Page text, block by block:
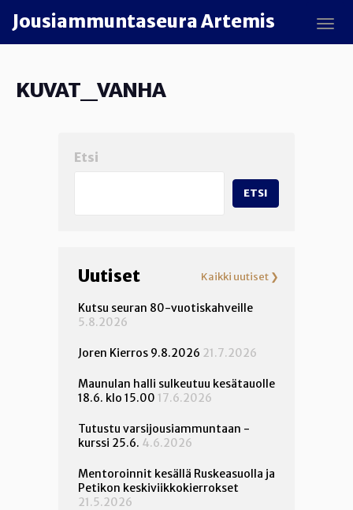
Jousiammuntaseura Artemis
KUVAT_VANHA
Etsi
ETSI
Uutiset Kaikki uutiset ❯
Kutsu seuran 80-vuotiskahveille
5.8.2026
Joren Kierros 9.8.2026 21.7.2026
Maunulan halli sulkeutuu kesätauolle
18.6. klo 15.00 17.6.2026
Tutustu varsijousiammuntaan -
kurssi 25.6. 4.6.2026
Mentoroinnit kesällä Ruskeasuolla ja
Petikon keskiviikkokierrokset
21.5.2026